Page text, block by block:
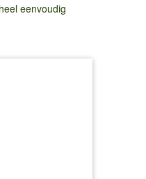
eenvoudig